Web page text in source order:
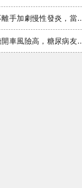
劇慢性發炎，當心老化與慢性病提早報到
險高，糖尿病友上路必學的安全守則